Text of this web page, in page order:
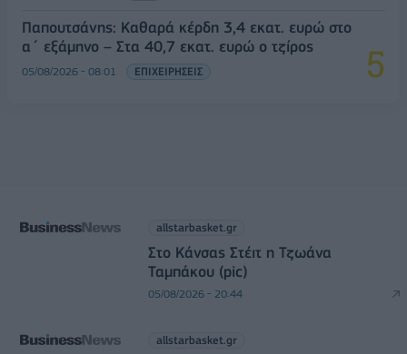
Παπουτσάνης: Καθαρά κέρδη 3,4 εκατ. ευρώ στο
α΄ εξάμηνο – Στα 40,7 εκατ. ευρώ ο τζίρος
05/08/2026 - 08:01 ΕΠΙΧΕΙΡΗΣΕΙΣ
allstarbasket.gr
Στο Κάνσας Στέιτ η Τζωάνα
Ταμπάκου (pic)
05/08/2026 - 20:44
allstarbasket.gr